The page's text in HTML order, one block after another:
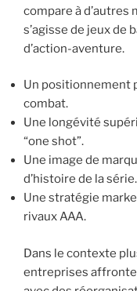
compare à d’autres
s’agisse de jeux de
d’action-aventure.
Un positionnement
combat.
Une longévité
“one shot”.
Une image de
d’histoire de la série.
Une stratégie
rivaux AAA.
Dans le contexte
entreprises